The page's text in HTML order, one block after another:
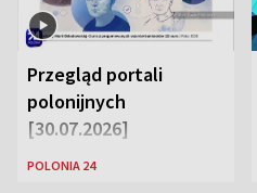
Przegląd portali
polonijnych
[30.07.2026]
POLONIA 24